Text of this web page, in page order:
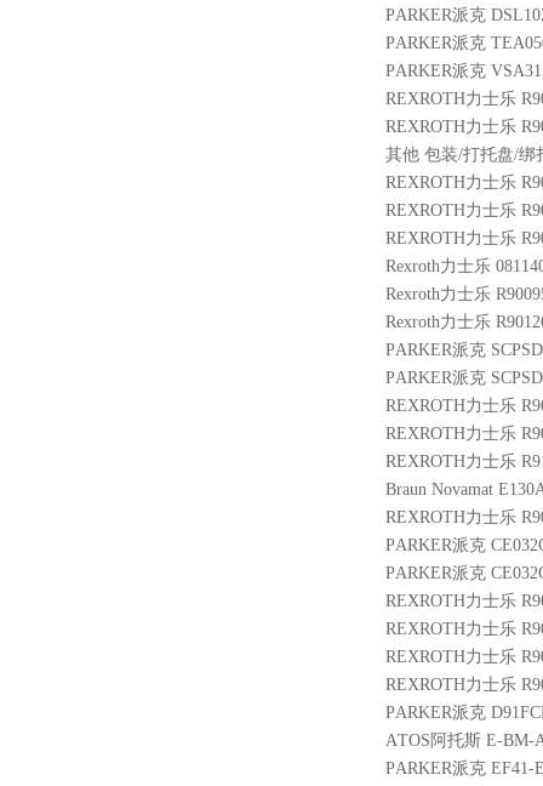
PARKER派克
PARKER派克
PARKER派克
REXROTH力士乐
REXROTH力士乐
其他 包装/打托盘/
REXROTH力士乐
REXROTH力士乐
REXROTH力士乐
Rexroth力士乐
Rexroth力士乐
Rexroth力士乐
PARKER派克
PARKER派克
REXROTH力士乐
REXROTH力士乐
REXROTH力士乐
Braun Novamat
REXROTH力士乐
PARKER派克
PARKER派克
REXROTH力士乐
REXROTH力士乐
REXROTH力士乐
REXROTH力士乐
PARKER派克
ATOS阿托斯 E-BM-
PARKER派克